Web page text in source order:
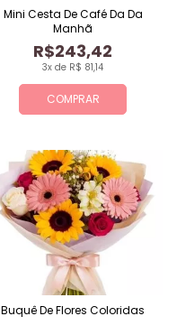
COMPRAR
3x de R$ 81,14
R$243,42
Mini Cesta De Café Da Da
Manhã
Buquê De Flores Coloridas